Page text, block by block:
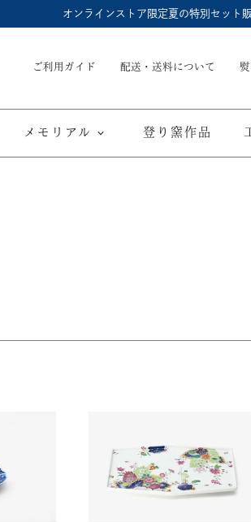
オンラインストア限定夏の特別セット
ご利用ガイド 配送・送料について
花器／インテリアシンプル
メモリアル 登り窯作品